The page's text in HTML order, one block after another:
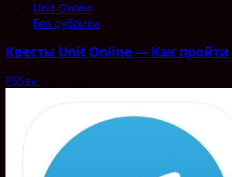
Unit-Online
Без рубрики
Квесты Unit Online — Как пройти
PSSev